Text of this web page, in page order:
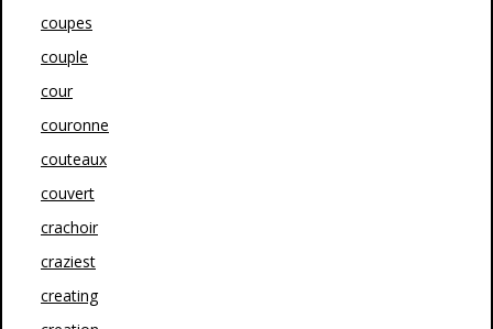
coupes
couple
cour
couronne
couteaux
couvert
crachoir
craziest
creating